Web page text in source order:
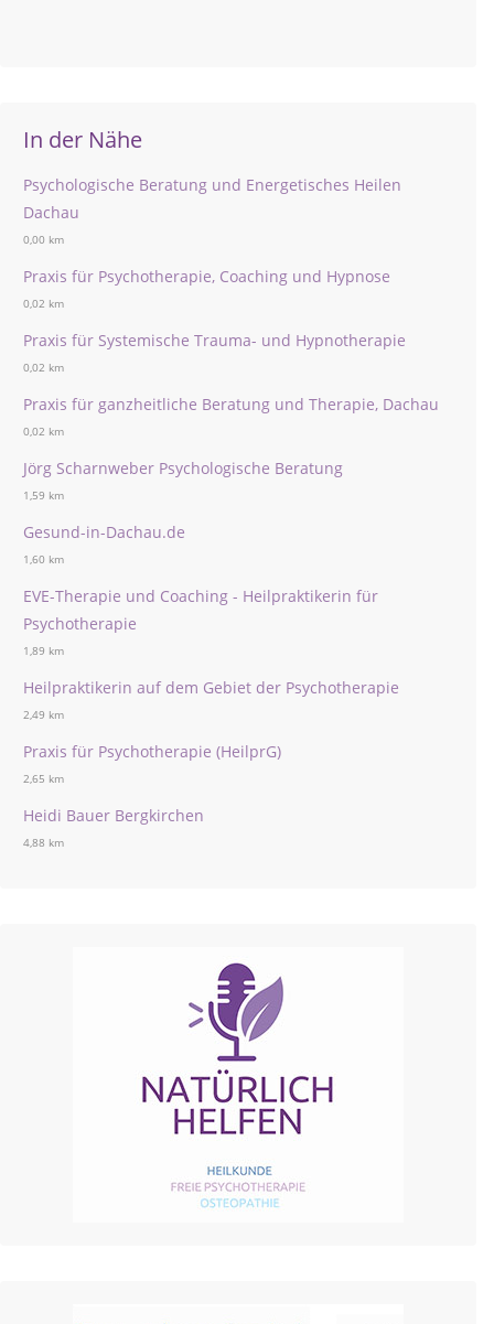
In der Nähe
Psychologische Beratung und Energetisches Heilen
Dachau
0,00 km
Praxis für Psychotherapie, Coaching und Hypnose
0,02 km
Praxis für Systemische Trauma- und Hypnotherapie
0,02 km
Praxis für ganzheitliche Beratung und Therapie, Dachau
0,02 km
Jörg Scharnweber Psychologische Beratung
1,59 km
Gesund-in-Dachau.de
1,60 km
EVE-Therapie und Coaching - Heilpraktikerin für
Psychotherapie
1,89 km
Heilpraktikerin auf dem Gebiet der Psychotherapie
2,49 km
Praxis für Psychotherapie (HeilprG)
2,65 km
Heidi Bauer Bergkirchen
4,88 km